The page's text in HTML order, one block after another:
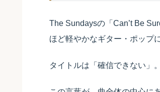
The Sundaysの「Can’t Be
ほど軽やかなギター・ポップ
タイトルは「確信できない」。